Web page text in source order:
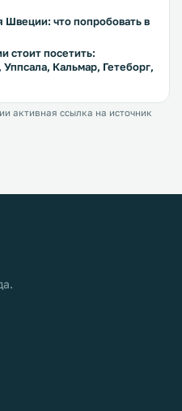
Швеции: что попробовать в
стоит посетить:
Кальмар, Гетеборг,
активная ссылка на источник